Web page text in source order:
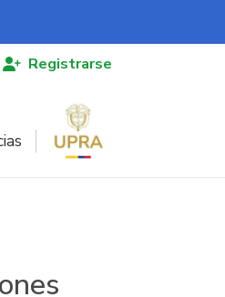
Registrarse